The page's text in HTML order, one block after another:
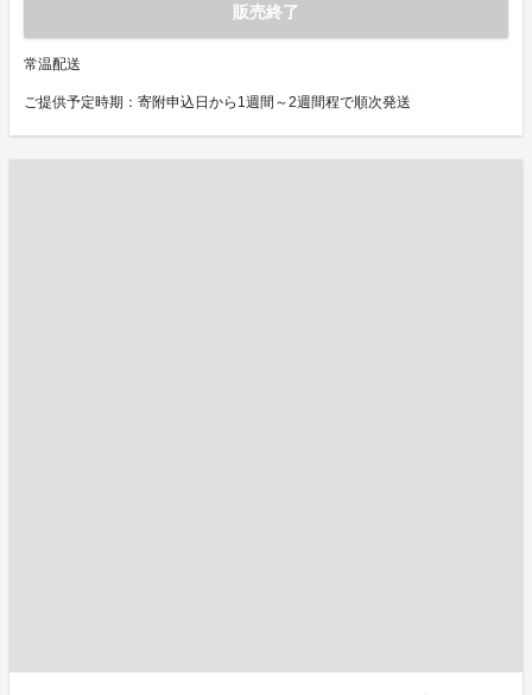
販売終了
常温配送
ご提供予定時期：寄附申込日から1週間～2週間程で順次発送